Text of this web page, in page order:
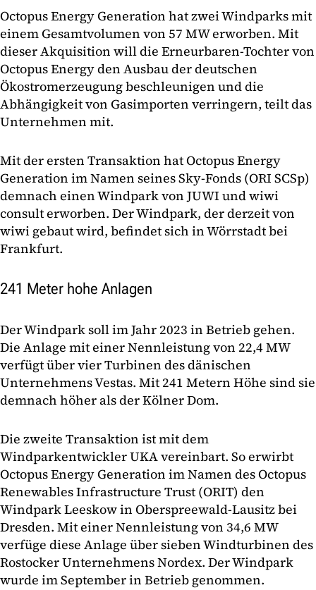
Octopus Energy Generation hat zwei Windparks mit
einem Gesamtvolumen von 57 MW erworben. Mit
dieser Akquisition will die Erneurbaren-Tochter von
Octopus Energy den Ausbau der deutschen
Ökostromerzeugung beschleunigen und die
Abhängigkeit von Gasimporten verringern, teilt das
Unternehmen mit.
Mit der ersten Transaktion hat Octopus Energy
Generation im Namen seines Sky-Fonds (ORI SCSp)
demnach einen Windpark von JUWI und wiwi
consult erworben. Der Windpark, der derzeit von
wiwi gebaut wird, befindet sich in Wörrstadt bei
Frankfurt.
241 Meter hohe Anlagen
Der Windpark soll im Jahr 2023 in Betrieb gehen.
Die Anlage mit einer Nennleistung von 22,4 MW
verfügt über vier Turbinen des dänischen
Unternehmens Vestas. Mit 241 Metern Höhe sind sie
demnach höher als der Kölner Dom.
Die zweite Transaktion ist mit dem
Windparkentwickler UKA vereinbart. So erwirbt
Octopus Energy Generation im Namen des Octopus
Renewables Infrastructure Trust (ORIT) den
Windpark Leeskow in Oberspreewald-Lausitz bei
Dresden. Mit einer Nennleistung von 34,6 MW
verfüge diese Anlage über sieben Windturbinen des
Rostocker Unternehmens Nordex. Der Windpark
wurde im September in Betrieb genommen.